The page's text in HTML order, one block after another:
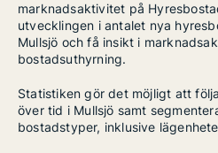
marknadsaktivitet på
utvecklingen i antalet nya
Mullsjö och få insikt i
bostadsuthyrning.
Statistiken gör det möjligt att
över tid i Mullsjö samt
bostadstyper, inklusive